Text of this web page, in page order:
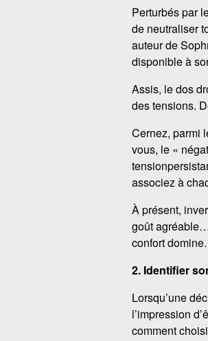
Perturbés par
de neutraliser
auteur de
disponible à
Assis, le dos
des tensions.
Cernez, parmi
vous, le «
associez à
À présent,
goût
confort
2. Identifier
Lorsqu’une
l’impression
comment